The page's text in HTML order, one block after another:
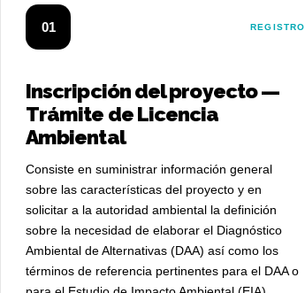
01 REGISTRO
Inscripción del proyecto —
Trámite de Licencia
Ambiental
Consiste en suministrar información general
sobre las características del proyecto y en
solicitar a la autoridad ambiental la definición
sobre la necesidad de elaborar el Diagnóstico
Ambiental de Alternativas (DAA) así como los
términos de referencia pertinentes para el DAA o